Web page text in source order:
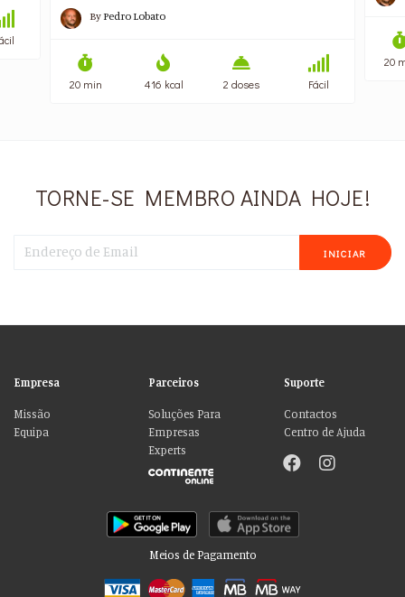
ByPedro Lobato
20 min 416 kcal 2 doses Fácil
20
TORNE-SE MEMBRO AINDA HOJE!
INICIAR
Empresa
Missão
Equipa
Parceiros
Soluções Para
Empresas
Experts
Suporte
Contactos
Centro de Ajuda
Meios de Pagamento